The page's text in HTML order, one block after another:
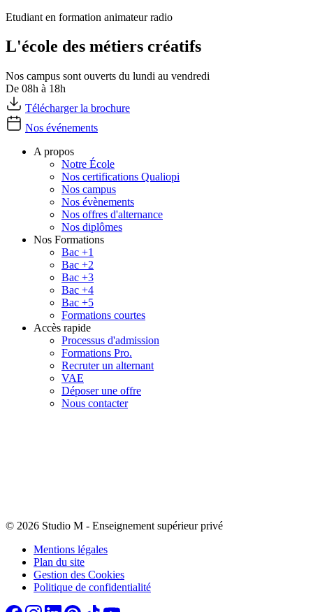
Etudiant en formation animateur radio
L'école des métiers créatifs
Nos campus sont ouverts du lundi au vendredi
De 08h à 18h
Télécharger la brochure
Nos événements
A propos
Notre École
Nos certifications Qualiopi
Nos campus
Nos évènements
Nos offres d'alternance
Nos diplômes
Nos Formations
Bac +1
Bac +2
Bac +3
Bac +4
Bac +5
Formations courtes
Accès rapide
Processus d'admission
Formations Pro.
Recruter un alternant
VAE
Déposer une offre
Nous contacter
© 2026 Studio M - Enseignement supérieur privé
Mentions légales
Plan du site
Gestion des Cookies
Politique de confidentialité